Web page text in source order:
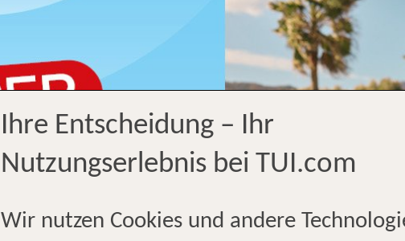
Ihre Entscheidung – Ihr
Nutzungserlebnis bei TUI.com
Wir nutzen Cookies und andere